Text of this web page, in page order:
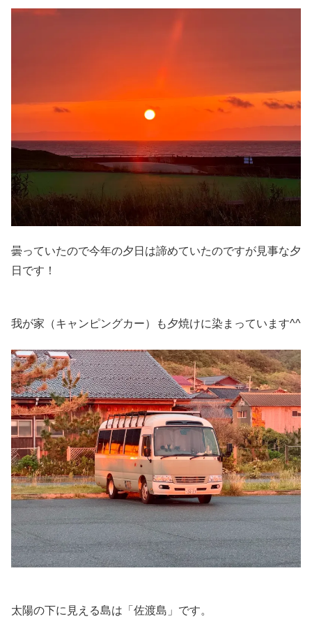
曇っていたので今年の夕日は諦めていたのですが見事な夕
日です！
我が家（キャンピングカー）も夕焼けに染まっています^^
太陽の下に見える島は「佐渡島」です。